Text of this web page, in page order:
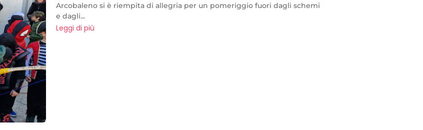
Arcobaleno si è riempita di allegria per un pomeriggio fuori dagli schemi
e dagli...
Leggi di più